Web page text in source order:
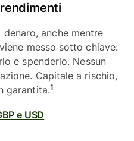
anche mentre
messo sotto chiave:
e spenderlo. Nessun
Capitale a rischio,
garantita.1
e USD